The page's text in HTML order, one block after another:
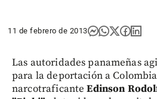
11 de febrero de 2013
Las autoridades panameñas
para la deportación a
narcotraficanteEdinson